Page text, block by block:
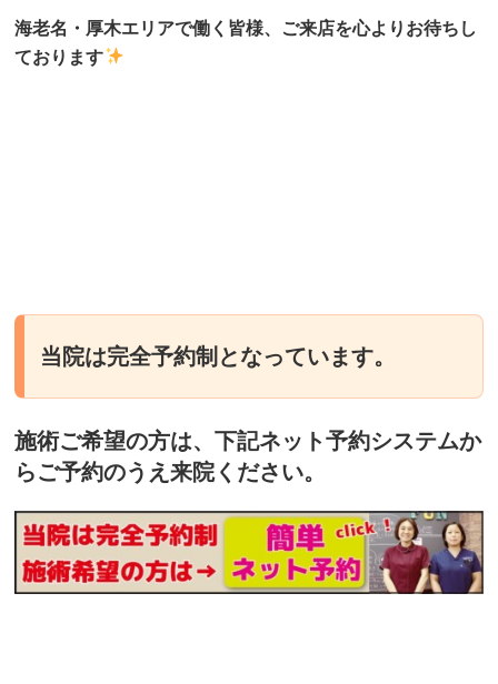
海老名・厚木エリアで働く皆様、ご来店を心よりお待ちし
ております
当院は完全予約制となっています。
施術ご希望の方は、下記ネット予約システムか
らご予約のうえ来院ください。